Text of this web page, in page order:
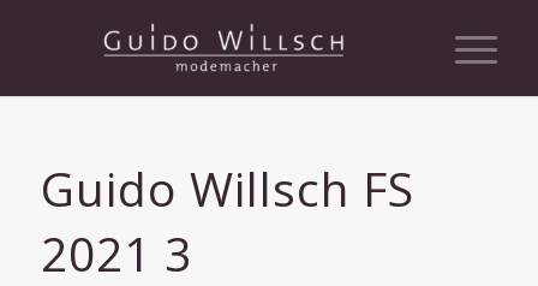
Guido Willsch FS
2021 3